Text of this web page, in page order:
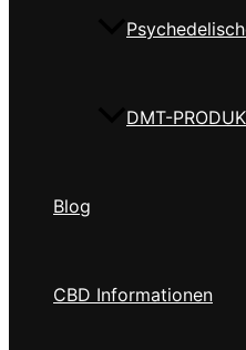
DMT-
Blog
CBD Informationen